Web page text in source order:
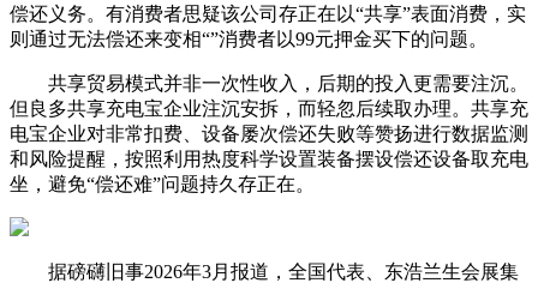
偿还义务。有消费者思疑该公司存正在以“共享”表面消费，实
则通过无法偿还来变相“”消费者以99元押金买下的问题。
共享贸易模式并非一次性收入，后期的投入更需要注沉。
但良多共享充电宝企业注沉安拆，而轻忽后续取办理。共享充
电宝企业对非常扣费、设备屡次偿还失败等赞扬进行数据监测
和风险提醒，按照利用热度科学设置装备摆设偿还设备取充电
坐，避免“偿还难”问题持久存正在。
据磅礴旧事2026年3月报道，全国代表、东浩兰生会展集